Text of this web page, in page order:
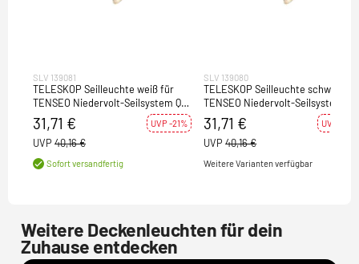
SLV 139081
TELESKOP Seilleuchte weiß für
TENSEO Niedervolt-Seilsystem QR-
C51
31,71 € UVP -21%
UVP 40,16 €
Sofort versandfertig
SLV 139080
TELESKOP Seilleuchte schwarz
TENSEO Niedervolt-Seilsystem
C51
31,71 € UVP -21%
UVP 40,16 €
Weitere Varianten verfügbar
Weitere Deckenleuchten für dein
Zuhause entdecken